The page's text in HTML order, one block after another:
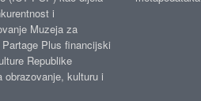
i
Muzeja za
Plus financijski
Republike
obrazovanje, kulturu i